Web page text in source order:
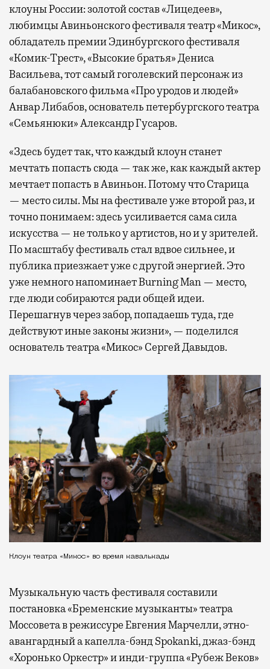
клоуны России: золотой состав «Лицедеев»,
любимцы Авиньонского фестиваля театр «Микос»,
обладатель премии Эдинбургского фестиваля
«Комик-Трест», «Высокие братья» Дениса
Васильева, тот самый гоголевский персонаж из
балабановского фильма «Про уродов и людей»
Анвар Либабов, основатель петербургского театра
«Семьянюки» Александр Гусаров.
«Здесь будет так, что каждый клоун станет
мечтать попасть сюда — так же, как каждый актер
мечтает попасть в Авиньон. Потому что Старица
— место силы. Мы на фестивале уже второй раз, и
точно понимаем: здесь усиливается сама сила
искусства — не только у артистов, но и у зрителей.
По масштабу фестиваль стал вдвое сильнее, и
публика приезжает уже с другой энергией. Это
уже немного напоминает Burning Man — место,
где люди собираются ради общей идеи.
Перешагнув через забор, попадаешь туда, где
действуют иные законы жизни», — поделился
основатель театра «Микос» Сергей Давыдов.
Клоун театра «Микос» во время кавалькады
Музыкальную часть фестиваля составили
постановка «Бременские музыканты» театра
Моссовета в режиссуре Евгения Марчелли, этно-
авангардный а капелла-бэнд Spokanki, джаз-бэнд
«Хоронько Оркестр» и инди-группа «Рубеж Веков»